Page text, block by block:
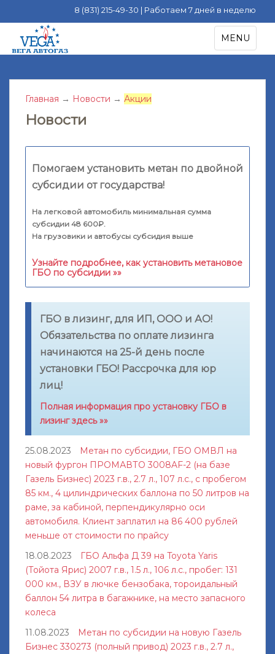
8 (831) 215-49-30 | Работаем 7 дней в неделю
i
TOGGLE
MENU
Главная → Новости → Акции
Новости
Помогаем установить метан по двойной
субсидии от государства!
На легковой автомобиль минимальная сумма
субсидии 48 600₽.
На грузовики и автобусы субсидия выше
Узнайте подробнее, как установить метановое
ГБО по субсидии »»
ГБО в лизинг, для ИП, ООО и АО!
Обязательства по оплате лизинга
начинаются на 25-й день после
установки ГБО! Рассрочка для юр
лиц!
Полная информация про установку ГБО в
лизинг здесь »»
25.08.2023
Метан по субсидии, ГБО ОМВЛ на
новый фургон ПРОМАВТО 3008AF-2 (на базе
Газель Бизнес) 2023 г.в., 2.7 л., 107 л.с., с пробегом
85 км., 4 цилиндрических баллона по 50 литров на
раме, за кабиной, перпендикулярно оси
автомобиля. Клиент заплатил на 86 400 рублей
меньше от стоимости по прайсу
18.08.2023
ГБО Альфа Д 39 на Toyota Yaris
(Тойота Ярис) 2007 г.в., 1.5 л., 106 л.с., пробег: 131
000 км., ВЗУ в лючке бензобака, тороидальный
баллон 54 литра в багажнике, на место запасного
колеса
11.08.2023
Метан по субсидии на новую Газель
Бизнес 330273 (полный привод) 2023 г.в., 2.7 л.,